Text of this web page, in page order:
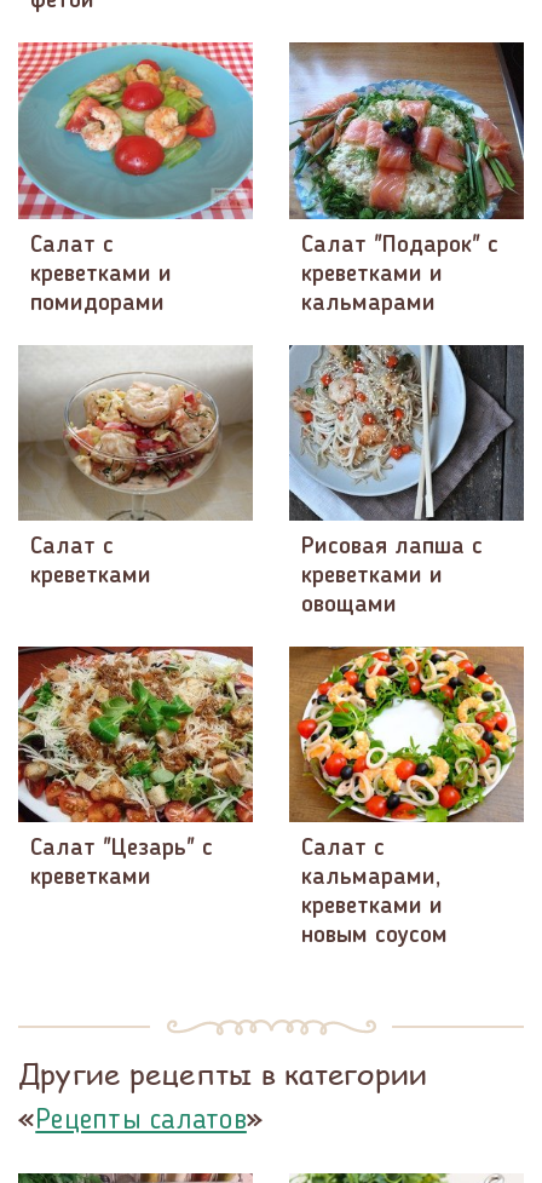
Салат с
креветками и
помидорами
Салат "Подарок" с
креветками и
кальмарами
Салат с
креветками
Рисовая лапша с
креветками и
овощами
Салат "Цезарь" с
креветками
Салат с
кальмарами,
креветками и
новым соусом
Другие рецепты в категории
«Рецепты салатов»